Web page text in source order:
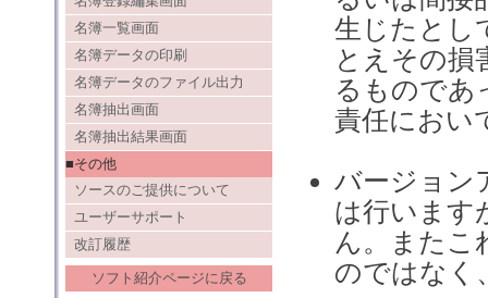
生じたとし
とえその損
るものであ
責任におい
バージョン
は行います
ん。またこ
のではなく
名簿一覧画面
名簿データの印刷
名簿データのファイル出力
名簿抽出画面
名簿抽出結果画面
■その他
ソースのご提供について
ユーザーサポート
改訂履歴
ソフト紹介ページに戻る